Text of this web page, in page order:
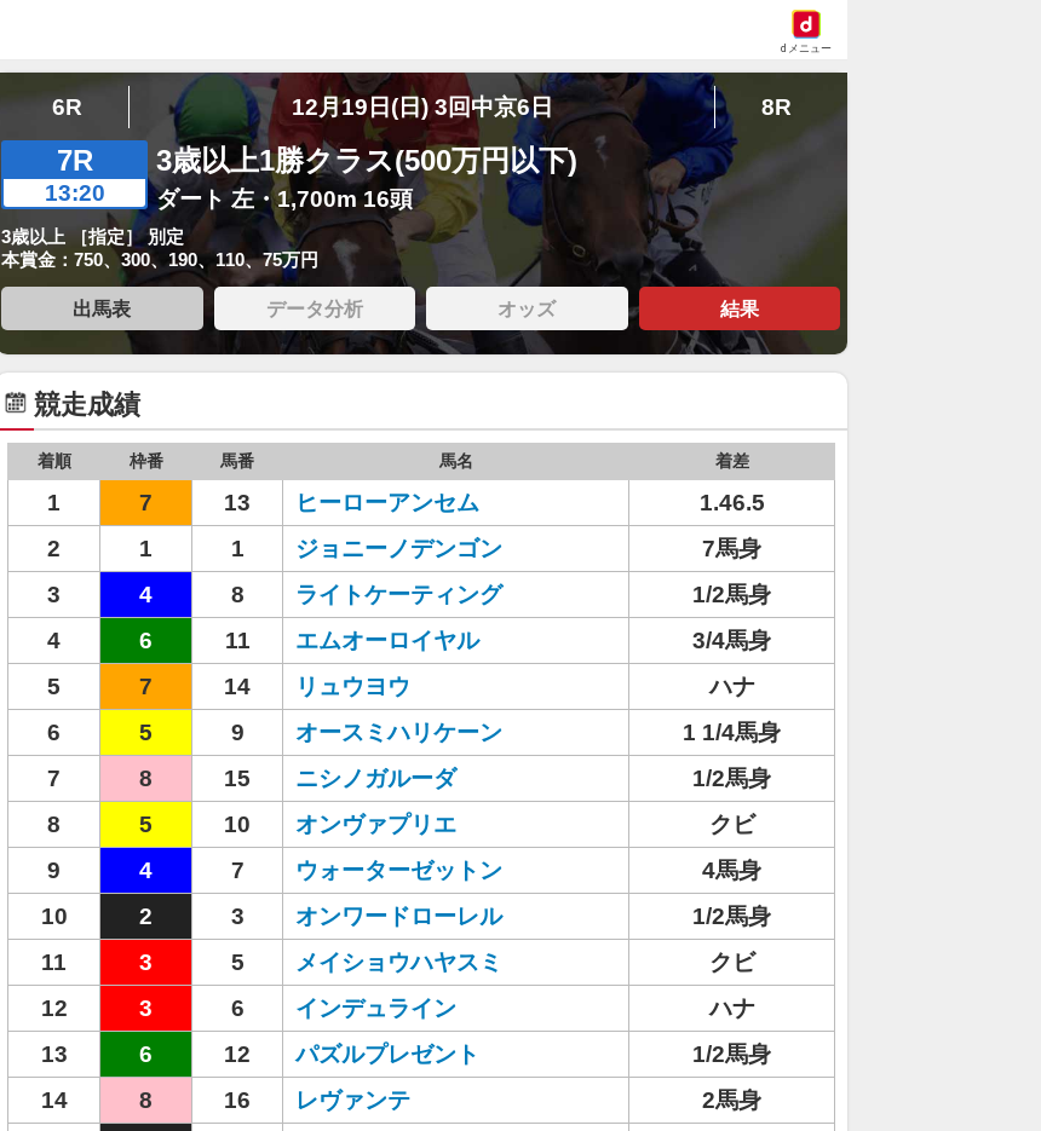
dメニュー
6R 12月19日(日) 3回中京6日 8R
7R
13:20
3歳以上1勝クラス(500万円以下)
ダート 左・1,700m 16頭
3歳以上 ［指定］ 別定
本賞金：750、300、190、110、75万円
出馬表 データ分析 オッズ 結果
競走成績
着順 枠番 馬番 馬名 着差
1 7 13 ヒーローアンセム
1.46.5
2
1 1 ジョニーノデンゴン
7馬身
3
4 8 ライトケーティング
1/2馬身
4
6 11 エムオーロイヤル
3/4馬身
5
7 14 リュウヨウ
ハナ
6
5 9 オースミハリケーン
1 1/4馬身
7
8 15 ニシノガルーダ
1/2馬身
8
5 10 オンヴァプリエ
クビ
9
4 7 ウォーターゼットン
4馬身
10
2 3 オンワードローレル
1/2馬身
11
3 5 メイショウハヤスミ
クビ
12
3 6 インデュライン
ハナ
13
6 12 パズルプレゼント
1/2馬身
14
8 16 レヴァンテ
2馬身